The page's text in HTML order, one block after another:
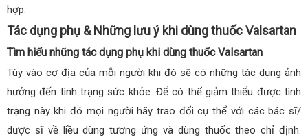
hợp.
Tác dụng phụ & Những lưu ý khi dùng thuốc Valsartan
Tìm hiểu những tác dụng phụ khi dùng thuốc Valsartan
Tùy vào cơ địa của mỗi người khi đó sẽ có những tác dụng ảnh
hưởng đến tình trạng sức khỏe. Để có thể giảm thiểu được tình
trạng này khi đó mọi người hãy trao đổi cụ thể với các bác sĩ/
dược sĩ về liều dùng tương ứng và dùng thuốc theo chỉ định.